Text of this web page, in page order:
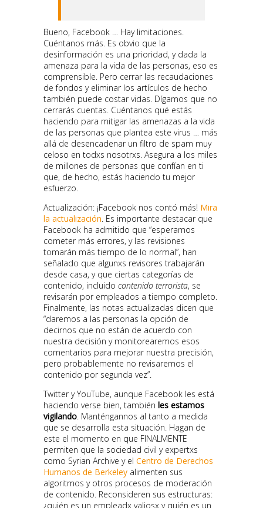
Bueno, Facebook … Hay limitaciones.
Cuéntanos más. Es obvio que la
desinformación es una prioridad, y dada la
amenaza para la vida de las personas, eso es
comprensible. Pero cerrar las recaudaciones
de fondos y eliminar los artículos de hecho
también puede costar vidas. Dígamos que no
cerrarás cuentas. Cuéntanos qué estás
haciendo para mitigar las amenazas a la vida
de las personas que plantea este virus … más
allá de desencadenar un filtro de spam muy
celoso en todxs nosotrxs. Asegura a los miles
de millones de personas que confían en ti
que, de hecho, estás haciendo tu mejor
esfuerzo.
Actualización: ¡Facebook nos contó más! Mira
la actualización. Es importante destacar que
Facebook ha admitido que “esperamos
cometer más errores, y las revisiones
tomarán más tiempo de lo normal”, han
señalado que algunxs revisores trabajarán
desde casa, y que ciertas categorías de
contenido, incluido contenido terrorista, se
revisarán por empleados a tiempo completo.
Finalmente, las notas actualizadas dicen que
“daremos a las personas la opción de
decirnos que no están de acuerdo con
nuestra decisión y monitorearemos esos
comentarios para mejorar nuestra precisión,
pero probablemente no revisaremos el
contenido por segunda vez”.
Twitter y YouTube, aunque Facebook les está
haciendo verse bien, también les estamos
vigilando. Manténgannos al tanto a medida
que se desarrolla esta situación. Hagan de
este el momento en que FINALMENTE
permiten que la sociedad civil y expertxs
como Syrian Archive y el Centro de Derechos
Humanos de Berkeley alimenten sus
algoritmos y otros procesos de moderación
de contenido. Reconsideren sus estructuras:
¿quién es un empleadx valiosx y quién es un